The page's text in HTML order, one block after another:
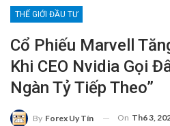
THẾ GIỚI ĐẦU TƯ
Cổ Phiếu Marvell
Khi CEO Nvidia Gọi
Ngàn Tỷ Tiếp Theo”
By Forex Uy Tín On Th6 3,